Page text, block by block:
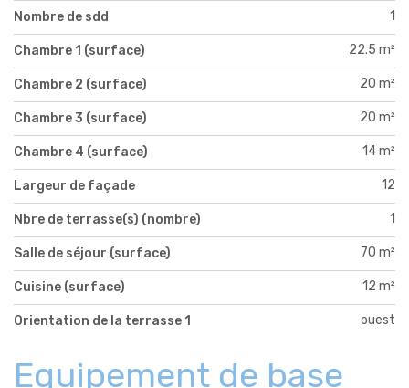
Nombre de sdd 1
Chambre 1 (surface) 22.5 m²
Chambre 2 (surface) 20 m²
Chambre 3 (surface) 20 m²
Chambre 4 (surface) 14 m²
Largeur de façade 12
Nbre de terrasse(s) (nombre) 1
Salle de séjour (surface) 70 m²
Cuisine (surface) 12 m²
Orientation de la terrasse 1 ouest
Equipement de base